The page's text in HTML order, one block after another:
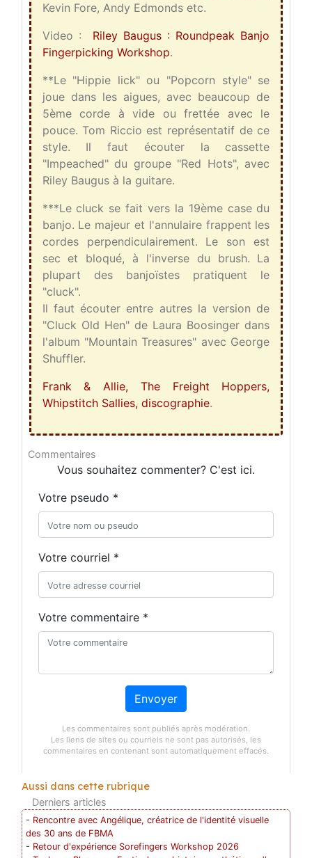
Kevin Fore, Andy Edmonds etc.
Video : Riley Baugus : Roundpeak Banjo
Fingerpicking Workshop.
**Le "Hippie lick" ou "Popcorn style" se
joue dans les aigues, avec beaucoup de
5ème corde à vide ou frettée avec le
pouce. Tom Riccio est représentatif de ce
style. Il faut écouter la cassette
"Impeached" du groupe "Red Hots", avec
Riley Baugus à la guitare.
***Le cluck se fait vers la 19ème case du
banjo. Le majeur et l'annulaire frappent les
cordes perpendiculairement. Le son est
sec et bloqué, à l'inverse du brush. La
plupart des banjoïstes pratiquent le
"cluck".
Il faut écouter entre autres la version de
"Cluck Old Hen" de Laura Boosinger dans
l'album "Mountain Treasures" avec George
Shuffler.
Frank & Allie, The Freight Hoppers,
Whipstitch Sallies, discographie.
Commentaires
Vous souhaitez commenter? C'est ici.
Votre pseudo *
Votre courriel *
Votre commentaire *
Envoyer
Les commentaires sont publiés après modération.
Les liens de sites ou courriels ne sont pas autorisés, les
commentaires en contenant sont automatiquement effacés.
Aussi dans cette rubrique
Derniers articles
- Rencontre avec Angélique, créatrice de l'identité visuelle
des 30 ans de FBMA
- Retour d'expérience Sorefingers Workshop 2026